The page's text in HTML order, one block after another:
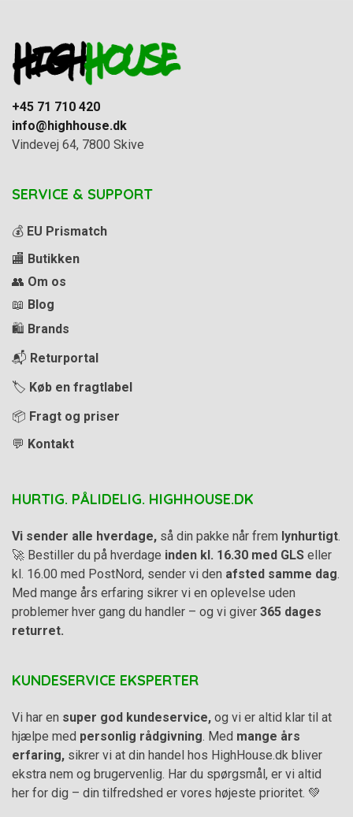
+45 71 710 420
info@highhouse.dk
Vindevej 64, 7800 Skive
SERVICE & SUPPORT
💰 EU Prismatch
🏬 Butikken
👥 Om os
📖 Blog
🛍️ Brands
📬 Returportal
🏷️ Køb en fragtlabel
📦 Fragt og priser
💬 Kontakt
HURTIG. PÅLIDELIG. HIGHHOUSE.DK
Vi sender alle hverdage, så din pakke når frem lynhurtigt.
🚀 Bestiller du på hverdage inden kl. 16.30 med GLS eller
kl. 16.00 med PostNord, sender vi den afsted samme dag.
Med mange års erfaring sikrer vi en oplevelse uden
problemer hver gang du handler – og vi giver 365 dages
returret.
KUNDESERVICE EKSPERTER
Vi har en super god kundeservice, og vi er altid klar til at
hjælpe med personlig rådgivning. Med mange års
erfaring, sikrer vi at din handel hos HighHouse.dk bliver
ekstra nem og brugervenlig. Har du spørgsmål, er vi altid
her for dig – din tilfredshed er vores højeste prioritet. 💚